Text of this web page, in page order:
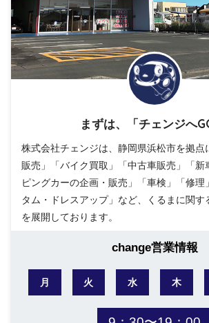
まずは、「チェンジへ
株式会社チェンジは、静岡県浜松市を拠点
販売」「バイク買取」「中古車販売」「新
ピングカーの企画・販売」「車検」「修理
タム・ドレスアップ」など、くるまに関す
を展開しております。
change営業情報
月 火 水 木